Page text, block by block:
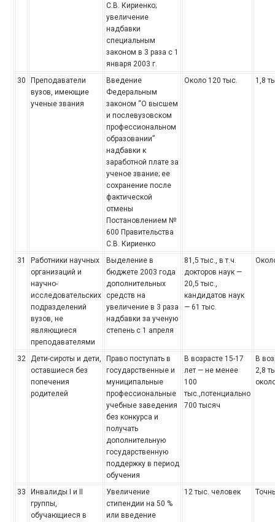
С.В. Кириенко;
увеличение
надбавки
специальным
законом в 3 раза с 1
января 2003 г.
30
Преподаватели
вузов, имеющие
ученые звания
Введение
Федеральным
законом “О высшем
и послевузовском
профессиональном
образовании”
надбавки к
заработной плате за
ученое звание; ее
сохранение после
фактической
отмены
Постановлением №
600 Правительства
С.В. Кириенко
Около 120 тыс. 1,8
31
Работники научных
организаций и
научно-
исследовательских
подразделений
вузов, не
являющиеся
преподавателями
Выделение в
бюджете2003 года
дополнительных
средств на
увеличение в 3 раза
надбавки за ученую
степень с 1 апреля
81,5 тыс., в т.ч.
докторов наук —
20,5 тыс.,
кандидатов наук
— 61 тыс.
32 Дети-сироты и дети,
оставшиеся без
попечения
родителей
Право поступать в
государственные и
муниципальные
профессиональные
учебные заведения
без конкурса и
получать
дополнительную
государственную
поддержку в период
обучения
В возрасте 15-17
лет — не менее
100
тыс.,потенциально
700 тысяч
В
2,8
33
Инвалиды I и II
группы,
обучающиеся в
Увеличение
стипендии на 50 %
или введение
12 тыс. человек